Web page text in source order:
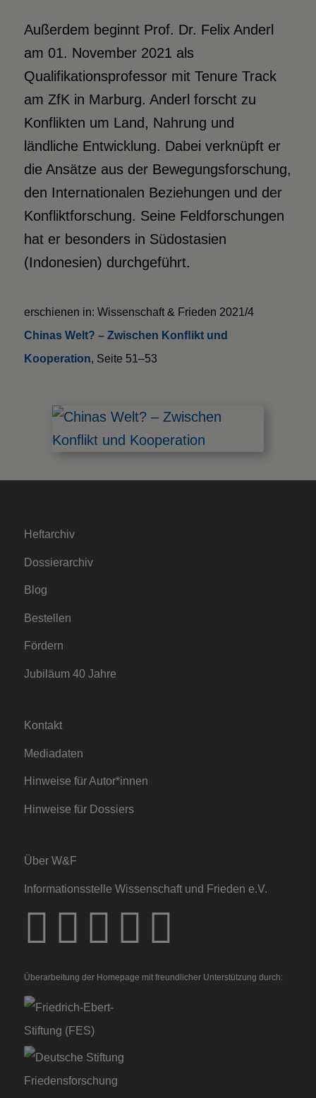
Außerdem beginnt Prof. Dr. Felix Anderl
am 01. November 2021 als
Qualifikationsprofessor mit Tenure Track
am ZfK in Marburg. Anderl forscht zu
Konflikten um Land, Nahrung und
ländliche Entwicklung. Dabei verknüpft er
die Ansätze aus der Bewegungsforschung,
den Internationalen Beziehungen und der
Konfliktforschung. Seine Feldforschungen
hat er besonders in Südostasien
(Indonesien) durchgeführt.
erschienen in: Wissenschaft & Frieden 2021/4
Chinas Welt? – Zwischen Konﬂikt und
Kooperation, Seite 51–53
Heftarchiv
Dossierarchiv
Blog
Bestellen
Fördern
Jubiläum 40 Jahre
Kontakt
Mediadaten
Hinweise für Autor*innen
Hinweise für Dossiers
Über W&F
Informationsstelle Wissenschaft und Frieden e.V.
Überarbeitung der Homepage mit freundlicher Unterstützung durch: